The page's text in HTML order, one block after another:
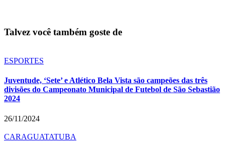
Talvez você também goste de
ESPORTES
Juventude, ‘Sete’ e Atlético Bela Vista são campeões das três
divisões do Campeonato Municipal de Futebol de São Sebastião
2024
26/11/2024
CARAGUATATUBA